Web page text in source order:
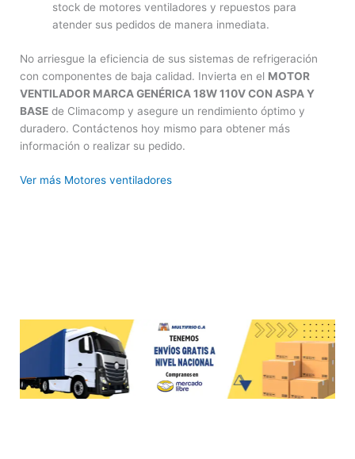
stock de motores ventiladores y repuestos para
atender sus pedidos de manera inmediata.
No arriesgue la eficiencia de sus sistemas de refrigeración
con componentes de baja calidad. Invierta en el MOTOR
VENTILADOR MARCA GENÉRICA 18W 110V CON ASPA Y
BASE de Climacomp y asegure un rendimiento óptimo y
duradero. Contáctenos hoy mismo para obtener más
información o realizar su pedido.
Ver más Motores ventiladores